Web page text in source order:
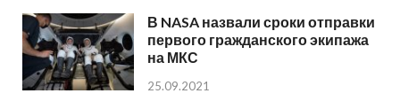
В NASA назвали сроки отправки
первого гражданского экипажа
на МКС
25.09.2021